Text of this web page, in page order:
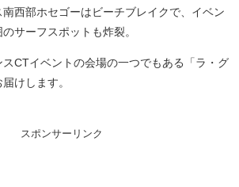
西部ホセゴーはビーチブレイクで、イベン
サーフスポットも炸裂。
CTイベントの会場の一つでもある「ラ・グ
けします。
スポンサーリンク